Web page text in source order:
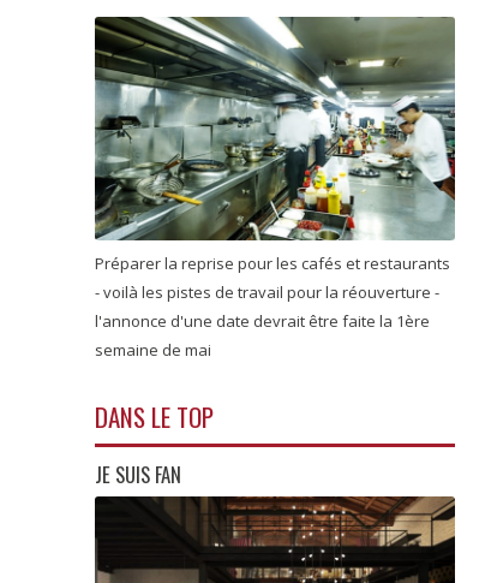
Préparer la reprise pour les cafés et restaurants
- voilà les pistes de travail pour la réouverture -
l'annonce d'une date devrait être faite la 1ère
semaine de mai
DANS LE TOP
JE SUIS FAN